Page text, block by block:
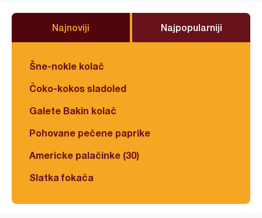
Najnoviji Najpopularniji
Šne-nokle kolač
Čoko-kokos sladoled
Galete Bakin kolač
Pohovane pečene paprike
Americke palačinke (30)
Slatka fokača